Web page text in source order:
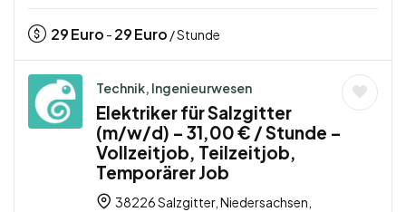
29Euro - 29Euro / Stunde
Technik, Ingenieurwesen
Elektriker für Salzgitter
(m/w/d) – 31,00 € / Stunde –
Vollzeitjob, Teilzeitjob,
Temporärer Job
38226 Salzgitter, Niedersachsen,